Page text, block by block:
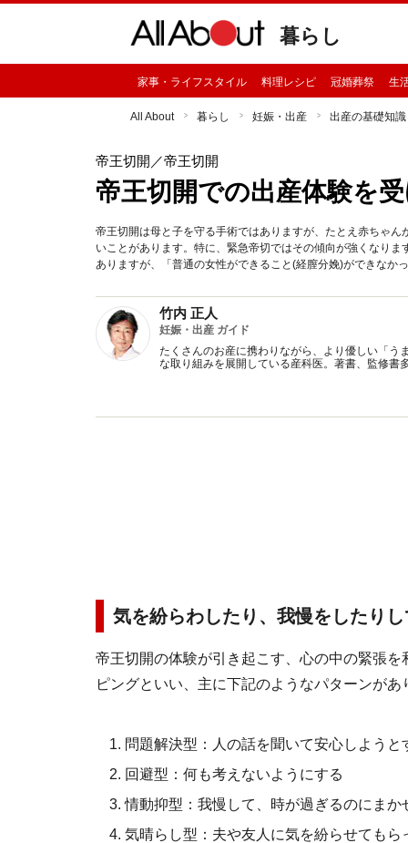
暮らし
家事・ライフスタイル 料理レシピ 冠婚葬祭 生
All About 暮らし 妊娠・出産 出産の基礎知識
帝王切開 ／帝王切開
帝王切開での出産体験を
帝王切開は母と子を守る手術ではありますが、たとえ赤ちゃ
いことがあります。特に、緊急帝切ではその傾向が強くなり
ありますが、「普通の女性ができること(経膣分娩)ができなか
竹内 正人
妊娠・出産 ガイド
たくさんのお産に携わりながら、より優しい「う
な取り組みを展開している産科医。著書、監修書
気を紛らわしたり、我慢をしたり
帝王切開の体験が引き起こす、心の中の緊張
ピングといい、主に下記のようなパターンがあ
問題解決型：人の話を聞いて安心しよう
回避型：何も考えないようにする
情動抑型：我慢して、時が過ぎるのにまか
気晴らし型：夫や友人に気を紛らせてもら